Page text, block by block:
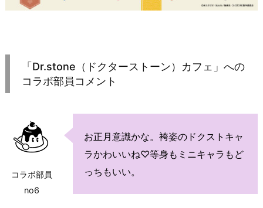
「Dr.stone（ドクターストーン）カフェ」への
コラボ部員コメント
コラボ部員
no6
お正月意識かな。袴姿のドクストキャ
ラかわいいね♡等身もミニキャラもど
っちもいい。